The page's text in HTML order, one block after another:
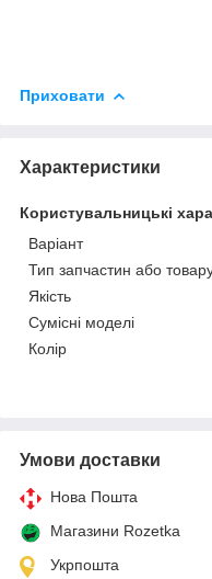
Приховати
Характеристики
Користувальницькі
Варіант
Тип запчастин або
Якість
Сумісні моделі
Колір
Умови доставки
Нова Пошта
Магазини Rozetka
Укрпошта